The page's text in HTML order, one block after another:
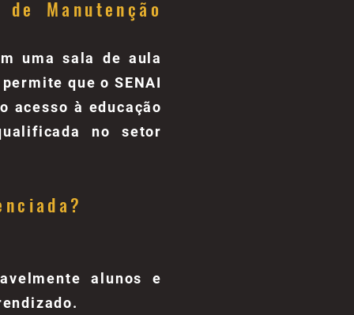
Manutenção
uma sala de aula
que o SENAI
acesso à educação
no setor
alunos e